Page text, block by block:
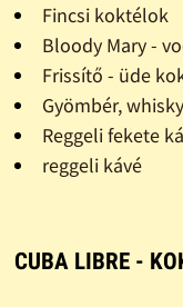
Fincsi koktélok
Bloody Mary -
Frissítő - üde
Gyömbér,
Reggeli fekete
reggeli kávé
CUBA LIBRE -